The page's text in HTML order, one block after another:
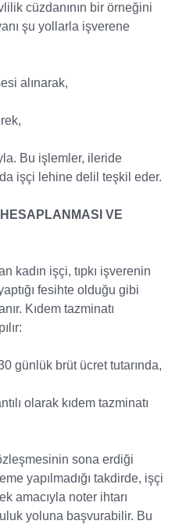
cüzdanının bir örneğini
şu yollarla işverene
alınarak,
Bu işlemler, ileride
işçi lehine delil teşkil eder.
VE
kadın işçi, tıpkı işverenin
fesihte olduğu gibi
Kıdem tazminatı
günlük brüt ücret tutarında,
olarak kıdem tazminatı
sona erdiği
yapılmadığı takdirde, işçi
amacıyla noter ihtarı
yoluna başvurabilir. Bu